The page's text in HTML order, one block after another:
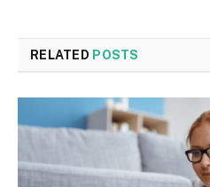
RELATED POSTS